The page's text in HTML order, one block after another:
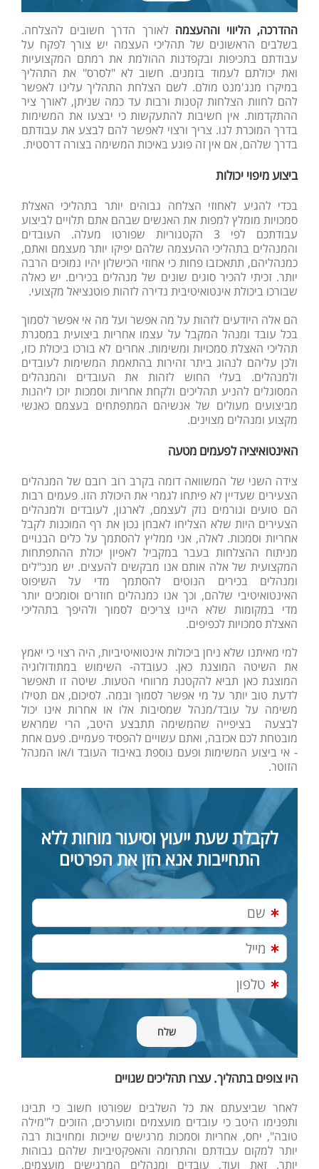
ההדרכה, הליווי וההעצמה לאורך הדרך חשובים להצלחה.
בשלבים הראשונים של תהליכי העצמה יש צורך לפקח על
עבודתם בתכיפות ובקפדנות ההולמת את רמתם המקצועיות
ואת יכולתם לעמוד בזמנים. חשוב לא "לסרס" את התהליך
במיקרו מנג'מנט מולם. לשם הצלחת התהליך עלינו לאפשר
להם לחוות הצלחות קטנות ורבות עד כמה שניתן, לאורך ציר
ההתקדמות. אין חשיבות להתעקשות כי יבצעו את המשימות
בדרך המוכרת לנו. צריך ורצוי לאפשר להם לבצע את עבודתם
בדרך שלהם, אם אין זה פוגע באיכות המשימה בצורה דרסטית.
ביצוע מיפוי יכולות
בכדי להגיע לאחוזי הצלחה גבוהים יותר בתהליכי האצלת
סמכויות מומלץ למפות את האנשים שבהם אתם תלויים לביצוע
עבודתכם לפי 3 הקטגוריות שפורטו מעלה. העובדים
והמנהלים בתהליכי ההעצמה שלהם יפיקו יותר מעצמם ואתם,
כמנהליהם, תתאכזבו פחות כי אחוזי הכישלון יהיו נמוכים הרבה
יותר. זכיתי להכיר סוגים שונים של מנהלים בכירים. יש כאלה
שבורכו ביכולת אינטואיטיבית נדירה לזהות פוטנציאל מקצועי.
הם אלה היודעים לזהות על מה אפשר ועל מה אי אפשר לסמוך
בכל עובד ומנהל המקבל על עצמו אחריות ביצועית במסגרת
תהליכי האצלת סמכויות ומשימות. אחרים לא בורכו ביכולת כזו,
ולכן עליהם לנהוג ביתר זהירות בהתאמת המשימות לעובדים
ולמנהלים. בעלי החוש לזהות את העובדים והמנהלים
המסוגלים להניע תהליכים ולקחת אחריות וסמכות יזכו ליהנות
מביצועים מעולים של אנשיהם המתפתחים בעצמם כאנשי
מקצוע ומנהלים מצוינים.
האינטואיציה לפעמים מטעה
צידה השני של המשוואה דומה בקרב רוב רובם של המנהלים
הצעירים שעדיין לא פיתחו לגמרי את היכולת הזו. פעמים רבות
הם טועים וגורמים נזק לעצמם, לארגון, לעובדים ולמנהלים
הצעירים היות שלא הצליחו לאבחן נכון את רף המוכנות לקבל
אחריות וסמכות. לאלה, אני ממליץ להסתמך על כלים הבנויים
מניתוח ההצלחות בעבר במקביל לאפיון יכולת ההתפתחות
המקצועית של אלה אותם אנו מבקשים להעצים. יש מנכ"לים
ומנהלים בכירים הנוטים להסתמך מדי על השיפוט
האינטואיטיבי שלהם, וכך אנו כמנהלים חוזרים וסומכים יותר
מדי במקומות שלא היינו צריכים לסמוך ולהיפך בתהליכי
האצלת סמכויות לכפיפים.
למי מאיתנו שלא ניחן ביכולות אינטואיטיביות, היה רצוי כי יאמץ
את השיטה המוצגת כאן. כעובדה- השימוש במתודולוגיה
המוצגת כאן תביא להקטנת מרווחי הטעות. שיטה זו תאפשר
לדעת טוב יותר על מי אפשר לסמוך ובמה. לסיכום, אם תטילו
משימה על עובד/מנהל שמסיבות אלו או אחרות אינו יכול
לבצעה בציפייה שהמשימה תתבצע היטב, הרי שמראש
מובטחת לכם אכזבה, ואתם עשויים להפסיד פעמיים. פעם אחת
- אי ביצוע המשימות ופעם נוספת באיבוד העובד ו/או המנהל
הזוטר.
לקבלת שעת ייעוץ וסיעור מוחות ללא
התחייבות אנא הזן את הפרטים
היו צופים בתהליך. עצרו תהליכים שגויים
לאחר שביצעתם את כל השלבים שפורטו חשוב כי תבינו
ותפנימו היטב כי עובדים מועצמים ומוערכים, הזוכים ל"מילה
טובה", יחס, אחריות וסמכות מרגישים שייכות ומחויבות רבה
יותר למקום עבודתם והתרומה והאפקטיביות שלהם גבוהות
יותר. זאת ועוד, עובדים ומנהלים המרגישים מועצמים,